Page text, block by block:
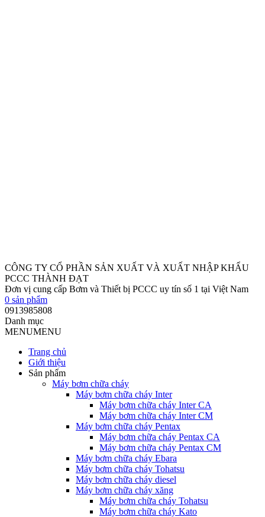
CÔNG TY CỔ PHẦN SẢN XUẤT VÀ XUẤT NHẬP KHẨU
PCCC THÀNH ĐẠT
Đơn vị cung cấp Bơm và Thiết bị PCCC uy tín số 1 tại Việt Nam
0 sản phẩm
0913985808
Danh mục
MENUMENU
Trang chủ
Giới thiệu
Sản phẩm
Máy bơm chữa cháy
Máy bơm chữa cháy Inter
Máy bơm chữa cháy Inter CA
Máy bơm chữa cháy Inter CM
Máy bơm chữa cháy Pentax
Máy bơm chữa cháy Pentax CA
Máy bơm chữa cháy Pentax CM
Máy bơm chữa cháy Ebara
Máy bơm chữa cháy Tohatsu
Máy bơm chữa cháy diesel
Máy bơm chữa cháy xăng
Máy bơm chữa cháy Tohatsu
Máy bơm chữa cháy Kato